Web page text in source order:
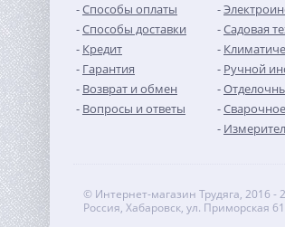
Способы оплаты
Способы доставки
Кредит
Гарантия
Возврат и обмен
Вопросы и ответы
Садовая
Ручной
© Интернет-магазин Трудяга, 2016 -
Россия, Хабаровск, ул. Приморская 61